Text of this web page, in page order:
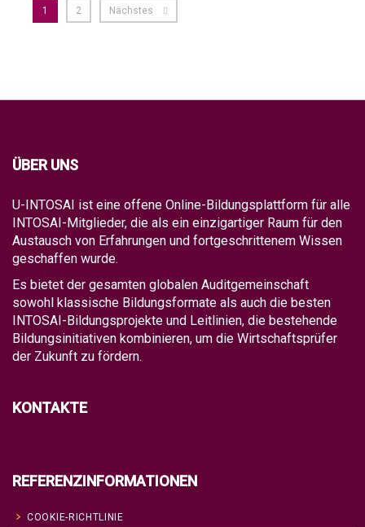
1 2 Nächstes
ÜBER UNS
U-INTOSAI ist eine offene Online-Bildungsplattform für alle
INTOSAI-Mitglieder, die als ein einzigartiger Raum für den
Austausch von Erfahrungen und fortgeschrittenem Wissen
geschaffen wurde.
Es bietet der gesamten globalen Auditgemeinschaft
sowohl klassische Bildungsformate als auch die besten
INTOSAI-Bildungsprojekte und Leitlinien, die bestehende
Bildungsinitiativen kombinieren, um die Wirtschaftsprüfer
der Zukunft zu fördern.
KONTAKTE
REFERENZINFORMATIONEN
COOKIE-RICHTLINIE